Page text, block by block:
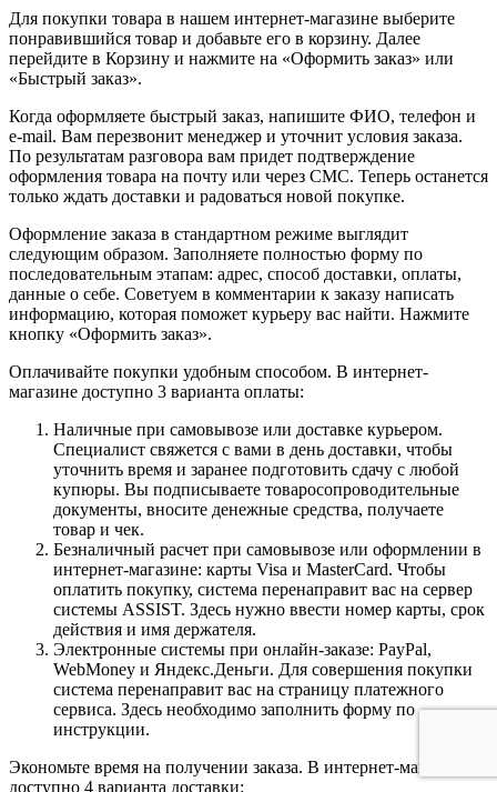
Для покупки товара в нашем интернет-магазине выберите
понравившийся товар и добавьте его в корзину. Далее
перейдите в Корзину и нажмите на «Оформить заказ» или
«Быстрый заказ».
Когда оформляете быстрый заказ, напишите ФИО, телефон и
e-mail. Вам перезвонит менеджер и уточнит условия заказа.
По результатам разговора вам придет подтверждение
оформления товара на почту или через СМС. Теперь останется
только ждать доставки и радоваться новой покупке.
Оформление заказа в стандартном режиме выглядит
следующим образом. Заполняете полностью форму по
последовательным этапам: адрес, способ доставки, оплаты,
данные о себе. Советуем в комментарии к заказу написать
информацию, которая поможет курьеру вас найти. Нажмите
кнопку «Оформить заказ».
Оплачивайте покупки удобным способом. В интернет-
магазине доступно 3 варианта оплаты:
Наличные при самовывозе или доставке курьером.
Специалист свяжется с вами в день доставки, чтобы
уточнить время и заранее подготовить сдачу с любой
купюры. Вы подписываете товаросопроводительные
документы, вносите денежные средства, получаете
товар и чек.
Безналичный расчет при самовывозе или оформлении в
интернет-магазине: карты Visa и MasterCard. Чтобы
оплатить покупку, система перенаправит вас на сервер
системы ASSIST. Здесь нужно ввести номер карты, срок
действия и имя держателя.
Электронные системы при онлайн-заказе: PayPal,
WebMoney и Яндекс.Деньги. Для совершения покупки
система перенаправит вас на страницу платежного
сервиса. Здесь необходимо заполнить форму по
инструкции.
Экономьте время на получении заказа. В интернет-магазине
доступно 4 варианта доставки: